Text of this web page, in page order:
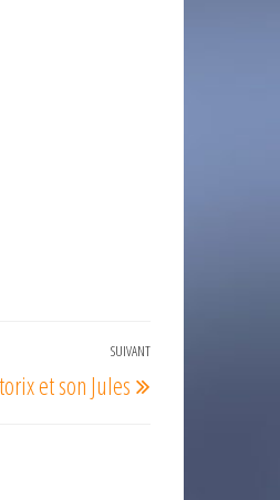
Article
SUIVANT
et son Jules